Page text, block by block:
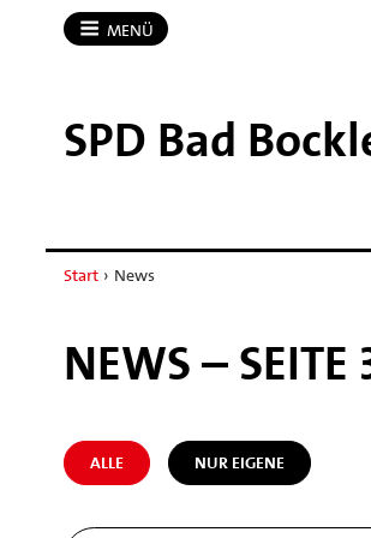
MENÜ
SPD Bad
Start › News
NEWS – SEITE
ALLE NUR EIGENE